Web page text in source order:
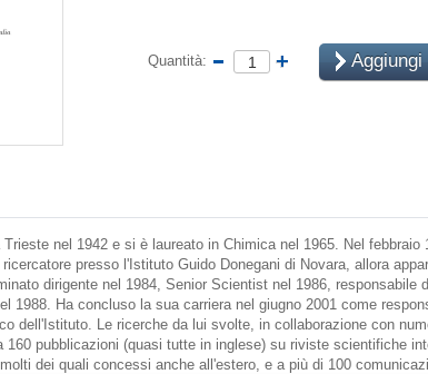
Aggiungi
Quantità:
nel 1942 e si è laureato in Chimica nel 1965. Nel febbraio
presso l'Istituto Guido Donegani di Novara, allora
dirigente nel 1984, Senior Scientist nel 1986, responsabile
1988. Ha concluso la sua carriera nel giugno 2001 come
dell'Istituto. Le ricerche da lui svolte, in collaborazione con
160 pubblicazioni (quasi tutte in inglese) su riviste scientifiche
dei quali concessi anche all'estero, e a più di 100